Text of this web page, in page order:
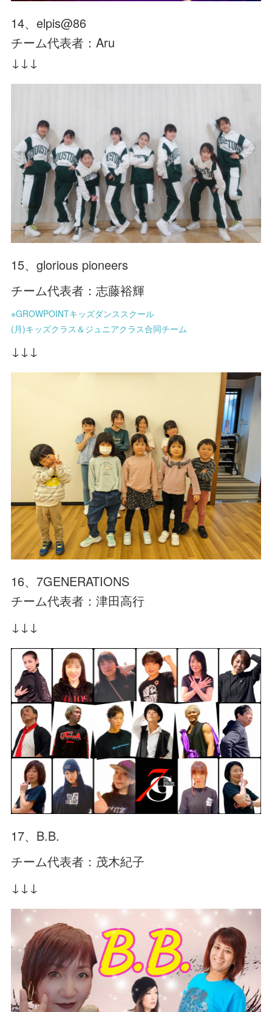
14、elpis@86
チーム代表者：Aru
↓↓↓
15、glorious pioneers
チーム代表者：志藤裕輝
※GROWPOINTキッズダンススクール
(月)キッズクラス＆ジュニアクラス合同チーム
↓↓↓
16、7GENERATIONS
チーム代表者：津田高行
↓↓↓
17、B.B.
チーム代表者：茂木紀子
↓↓↓